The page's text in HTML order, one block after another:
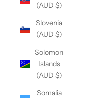
(AUD $)
Slovenia
(AUD $)
Solomon
Islands
(AUD $)
Somalia